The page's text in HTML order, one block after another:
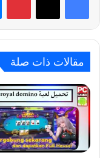
مقالات ذات صلة